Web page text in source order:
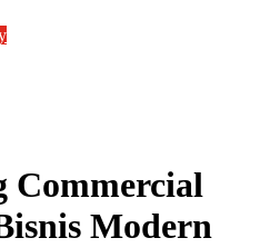
Commercial
Modern